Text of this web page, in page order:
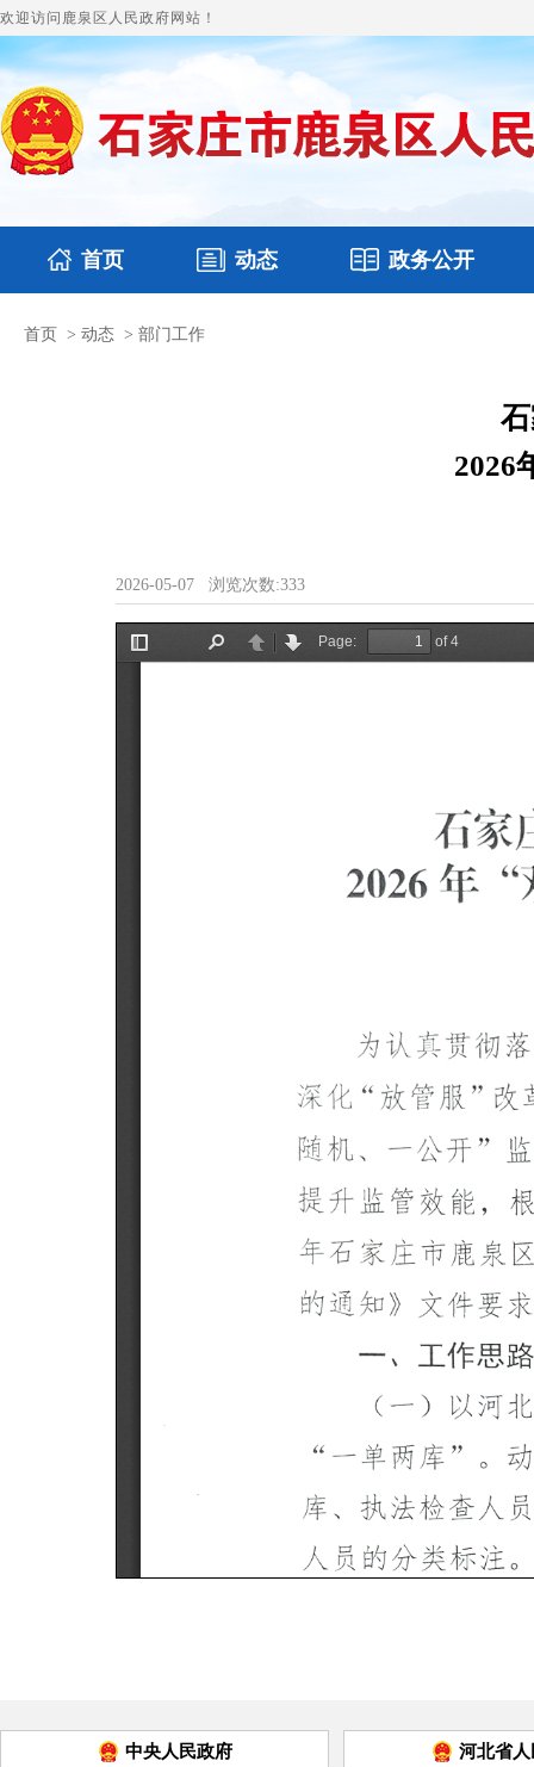
欢迎访问鹿泉区人民政府网站！
首页 动态
国务要闻
政务公开
本区文件
首页 > 动态 > 部门工作
2026
2026-05-07 浏览次数:333